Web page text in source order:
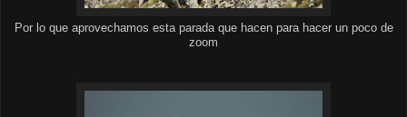
Por lo que aprovechamos esta parada que hacen para hacer un poco de
zoom